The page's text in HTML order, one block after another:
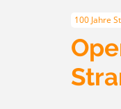
100 Jahre